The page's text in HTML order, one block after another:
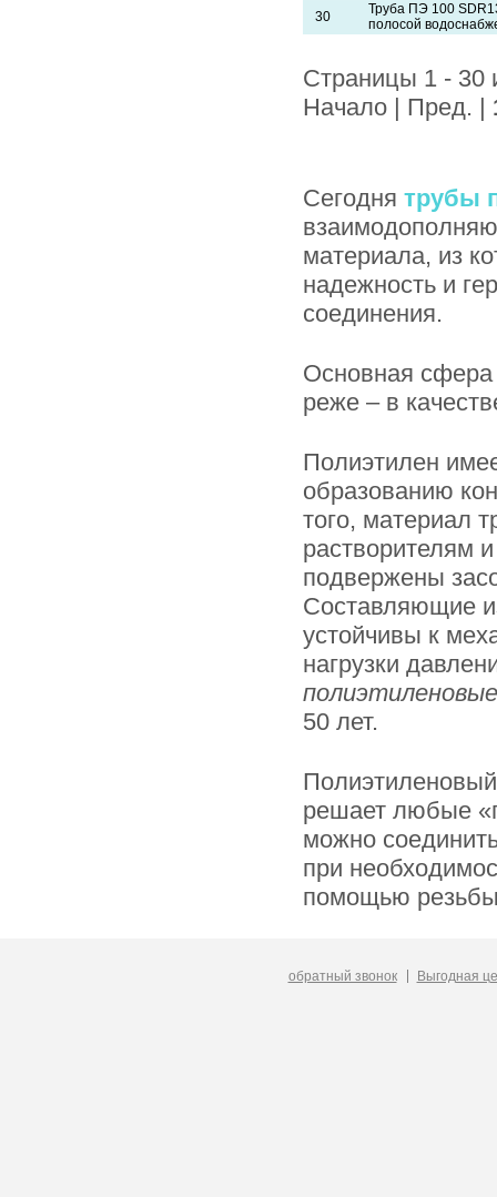
30
Труба ПЭ 100
полосой
Страницы 1 - 30
Начало | Пред. |
Сегодня трубы
материала, из
надежность и
соединения.
Основная
реже – в
Полиэтилен
образованию
того, материал
растворителям
подвержены
Составляющие
устойчивы к
нагрузки
50 лет.
решает любые
можно
при
помощью
обратный звонок Выгодная